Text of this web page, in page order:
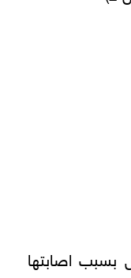
بسبب اصابتها